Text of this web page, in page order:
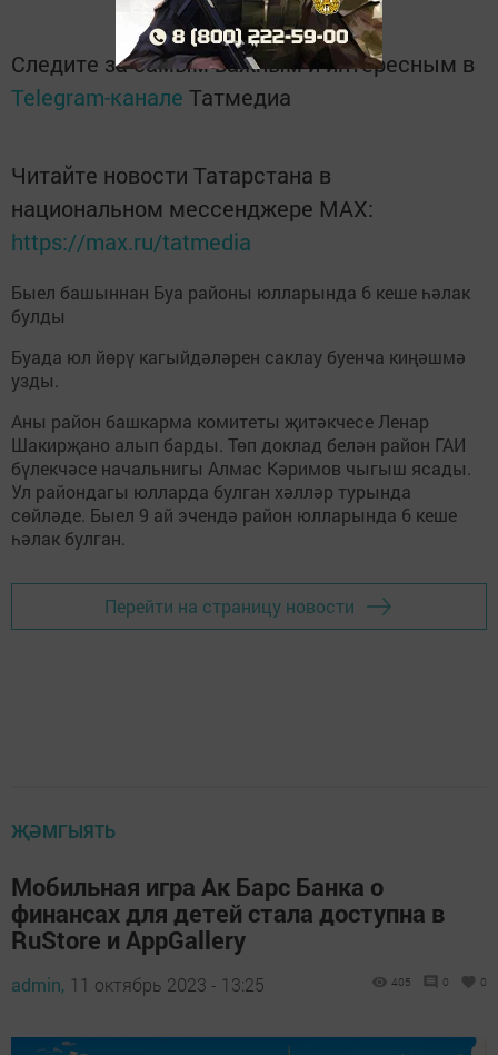
Следите за самым важным и интересным в
Telegram-канале Татмедиа
Читайте новости Татарстана в
национальном мессенджере MАХ:
https://max.ru/tatmedia
Быел башыннан Буа районы юлларында 6 кеше һәлак
булды
Буада юл йөрү кагыйдәләрен саклау буенча киңәшмә
узды.
Аны район башкарма комитеты җитәкчесе Ленар
Шакирҗано алып барды. Төп доклад белән район ГАИ
бүлекчәсе начальнигы Алмас Кәримов чыгыш ясады.
Ул райондагы юлларда булган хәлләр турында
сөйләде. Быел 9 ай эчендә район юлларында 6 кеше
һәлак булган.
Перейти на страницу новости
ҖӘМГЫЯТЬ
Мобильная игра Ак Барс Банка о
финансах для детей стала доступна в
RuStore и AppGallery
admin, 11 октябрь 2023 - 13:25 405 0 0